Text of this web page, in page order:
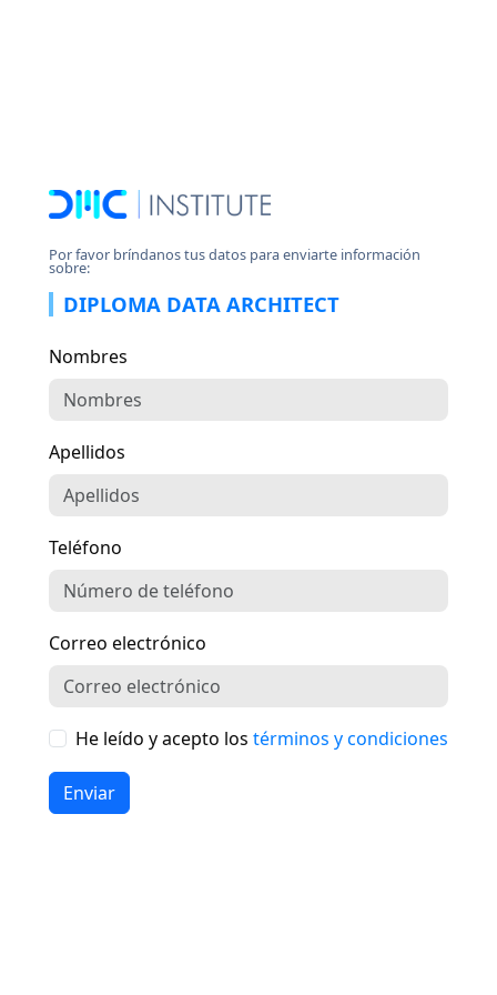
Por favor bríndanos tus datos para enviarte información
sobre:
DIPLOMA DATA ARCHITECT
Nombres
Apellidos
Teléfono
Correo electrónico
He leído y acepto los términos y condiciones
Enviar